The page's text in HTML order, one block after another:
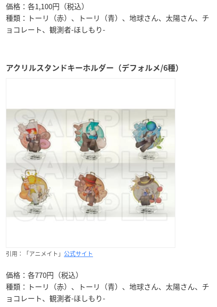
価格：各1,100円（税込）
種類：トーリ（赤）、トーリ（青）、地球さん、太陽さん、チ
ョコレート、観測者-ほしもり-
アクリルスタンドキーホルダー（デフォルメ/6種）
引用：「アニメイト」 公式サイト
価格：各770円（税込）
種類：トーリ（赤）、トーリ（青）、地球さん、太陽さん、チ
ョコレート、観測者-ほしもり-